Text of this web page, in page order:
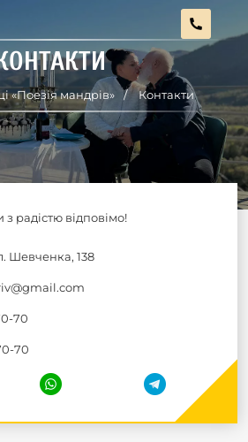
«Поезія мандрів» Контакти
радістю відповімо!
Шевченка, 138
70
70